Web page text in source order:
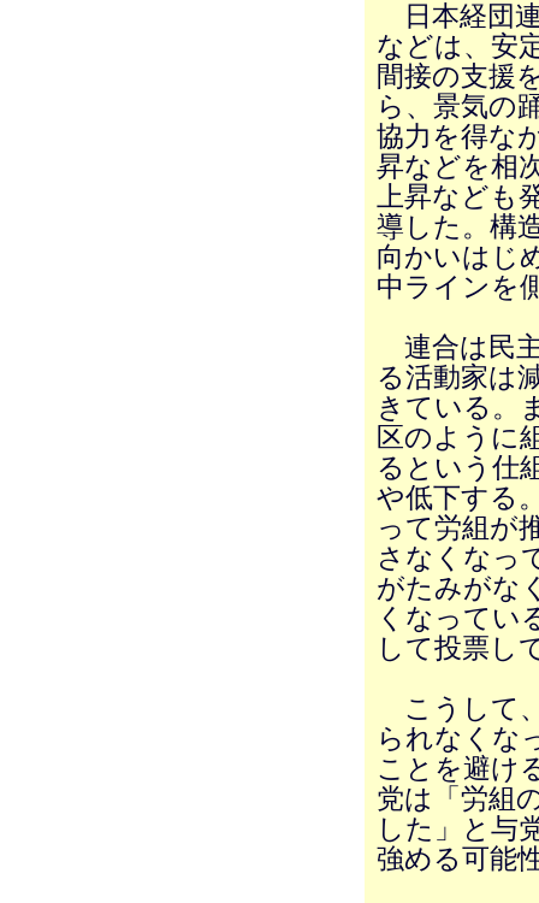
日本経団
などは、安
間接の支援
ら、景気の
協力を得な
昇などを相
上昇なども
導した。構
向かいはじ
中ラインを
連合は民
る活動家は
きている。
区のように
るという仕
や低下する
って労組が
さなくなっ
がたみがな
くなってい
して投票し
こうして
られなくな
ことを避け
党は「労組
した」と与
強める可能